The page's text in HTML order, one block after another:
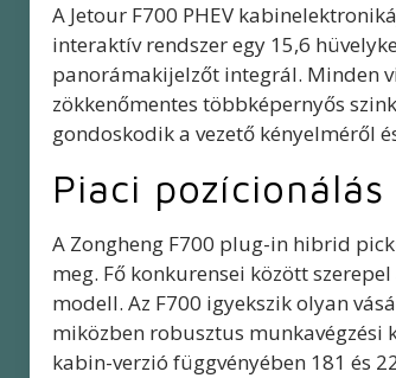
A Jetour F700 PHEV
interaktív rendszer egy 15,6
panorámakijelzőt integrál. Minden
zökkenőmentes többképernyős
gondoskodik a vezető kényelméről
Piaci
A Zongheng F700 plug-in hibrid
meg. Fő konkurensei között
modell. Az F700 igyekszik olyan
miközben robusztus munkavégzési
kabin-verzió függvényében 181 és